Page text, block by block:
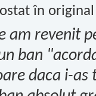
în
am revenit
ban
daca i-as